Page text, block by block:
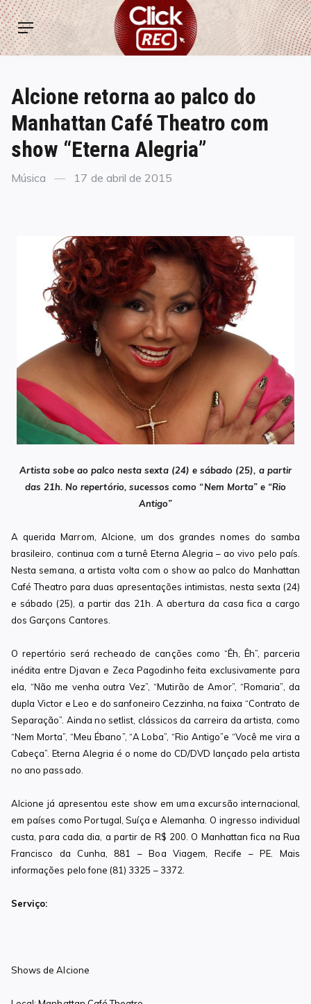
Skip
to
content
ClickREC
Menu
Alcione retorna ao palco do
Manhattan Café Theatro com
show “Eterna Alegria”
Categories
Música
Posted
17 de abril de 2015
Artista sobe ao palco nesta sexta (24) e sábado (25), a partir
das 21h. No repertório, sucessos como “Nem Morta” e “Rio
Antigo”
A querida Marrom, Alcione, um dos grandes nomes do samba
brasileiro, continua com a turnê Eterna Alegria – ao vivo pelo país.
Nesta semana, a artista volta com o show ao palco do Manhattan
Café Theatro para duas apresentações intimistas, nesta sexta (24)
e sábado (25), a partir das 21h. A abertura da casa fica a cargo
dos Garçons Cantores.
O repertório será recheado de canções como “Êh, Êh”, parceria
inédita entre Djavan e Zeca Pagodinho feita exclusivamente para
ela, “Não me venha outra Vez”, “Mutirão de Amor”, “Romaria”, da
dupla Victor e Leo e do sanfoneiro Cezzinha, na faixa “Contrato de
Separação”. Ainda no setlist, clássicos da carreira da artista, como
“Nem Morta”, “Meu Ébano”, “A Loba”, “Rio Antigo”e “Você me vira a
Cabeça”. Eterna Alegria é o nome do CD/DVD lançado pela artista
no ano passado.
Alcione já apresentou este show em uma excursão internacional,
em países como Portugal, Suíça e Alemanha. O ingresso individual
custa, para cada dia, a partir de R$ 200. O Manhattan fica na Rua
Francisco da Cunha, 881 – Boa Viagem, Recife – PE. Mais
informações pelo fone (81) 3325 – 3372.
Serviço:
Shows de Alcione